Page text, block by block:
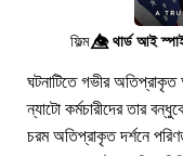
ফিল্ম👁️⃤থার্ড আই
ঘটনাটিতে গভীর অতিপ্রাকৃত
ন্যাটো কর্মচারীদের তার
চরম অতিপ্রাকৃত দর্শনে